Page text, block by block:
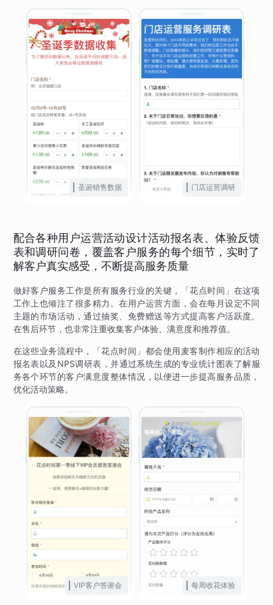
圣诞销售数据 门店运营调研
配合各种用户运营活动设计活动报名表、体验反馈
表和调研问卷，覆盖客户服务的每个细节，实时了
解客户真实感受，不断提高服务质量
做好客户服务工作是所有服务行业的关键，「花点时间」在这项
工作上也倾注了很多精力。在用户运营方面，会在每月设定不同
主题的市场活动，通过抽奖、免费赠送等方式提高客户活跃度。
在售后环节，也非常注重收集客户体验、满意度和推荐值。
在这些业务流程中，「花点时间」都会使用麦客制作相应的活动
报名表以及NPS调研表，并通过系统生成的专业统计图表了解服
务各个环节的客户满意度整体情况，以便进一步提高服务品质，
优化活动策略。
VIP客户答谢会 每周收花体验